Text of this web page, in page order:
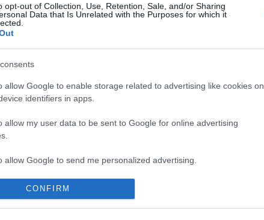
opt-out of Collection, Use, Retention, Sale, and/or Sharing
Data that Is Unrelated with the Purposes for which it
allow Google to enable storage related to advertising like cookies on
identifiers in apps.
allow my user data to be sent to Google for online advertising
allow Google to send me personalized advertising.
allow Google to enable storage related to analytics like cookies on
identifiers in apps.
CONFIRM
al lesionado Gonalons en el centro del
el entrenamiento del jueves con una defensa de
que empleará el rival. En dicho once, Duarte
la delantera acompañando a Luis Suárez.
jornada 25 Comunio
4 millones de valor de mercado y 10 o más puntos
triunfadores de la jornada 25 de Comunio y podrían
en los próximos días.